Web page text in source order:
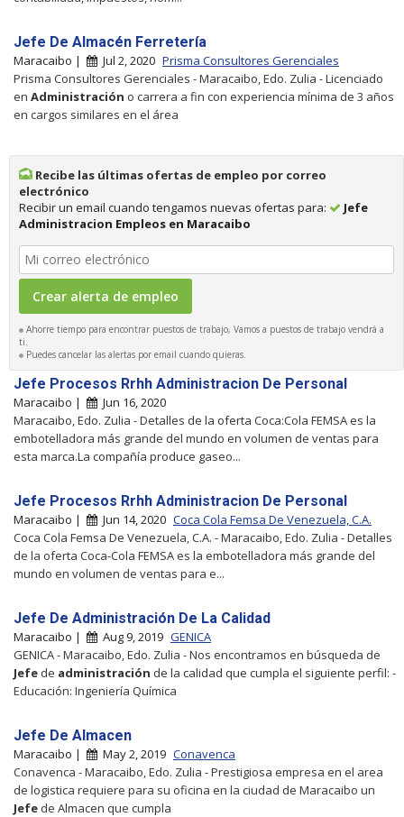
Jefe De Almacén Ferretería
Maracaibo | Jul 2, 2020 Prisma Consultores Gerenciales
Prisma Consultores Gerenciales - Maracaibo, Edo. Zulia - Licenciado
en Administración o carrera a fin con experiencia mínima de 3 años
en cargos similares en el área
Recibe las últimas ofertas de empleo por correo
electrónico
Recibir un email cuando tengamos nuevas ofertas para:
Jefe
Administracion Empleos en Maracaibo
Ahorre tiempo para encontrar puestos de trabajo, Vamos a puestos de trabajo vendrá a
ti.
Puedes cancelar las alertas por email cuando quieras.
Jefe Procesos Rrhh Administracion De Personal
Maracaibo |
Jun 16, 2020
Maracaibo, Edo. Zulia - Detalles de la oferta Coca:Cola FEMSA es la
embotelladora más grande del mundo en volumen de ventas para
esta marca.La compañía produce gaseo...
Jefe Procesos Rrhh Administracion De Personal
Maracaibo | Jun 14, 2020 Coca Cola Femsa De Venezuela, C.A.
Coca Cola Femsa De Venezuela, C.A. - Maracaibo, Edo. Zulia - Detalles
de la oferta Coca-Cola FEMSA es la embotelladora más grande del
mundo en volumen de ventas para e...
Jefe De Administración De La Calidad
Maracaibo | Aug 9, 2019 GENICA
GENICA - Maracaibo, Edo. Zulia - Nos encontramos en búsqueda de
Jefe de administración de la calidad que cumpla el siguiente perfil: -
Educación: Ingeniería Química
Jefe De Almacen
Maracaibo | May 2, 2019 Conavenca
Conavenca - Maracaibo, Edo. Zulia - Prestigiosa empresa en el area
de logistica requiere para su oficina en la ciudad de Maracaibo un
Jefe de Almacen que cumpla